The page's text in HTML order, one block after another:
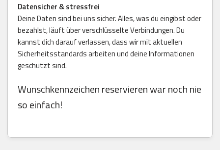
Datensicher & stressfrei
Deine Daten sind bei uns sicher. Alles, was du eingibst oder
bezahlst, läuft über verschlüsselte Verbindungen. Du
kannst dich darauf verlassen, dass wir mit aktuellen
Sicherheitsstandards arbeiten und deine Informationen
geschützt sind.
Wunschkennzeichen reservieren war noch nie
so einfach!